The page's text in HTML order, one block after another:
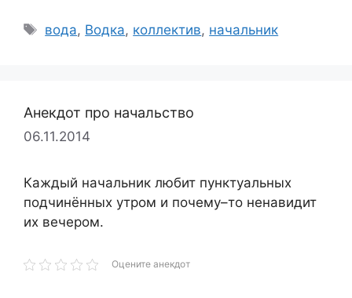
Метки
вода, Водка, коллектив, начальник
Анекдот про начальство
06.11.2014
Каждый начальник любит пунктуальных
подчинённых утром и почему–то ненавидит
их вечером.
Оцените анекдот